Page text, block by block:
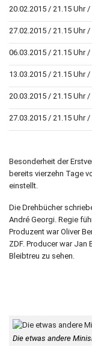
20.02.2015 / 21.15 Uhr
27.02.2015 / 21.15 Uhr
06.03.2015 / 21.15 Uhr
13.03.2015 / 21.15 Uhr
20.03.2015 / 21.15 Uhr
27.03.2015 / 21.15 Uhr
Besonderheit der
bereits vierzehn Tage
einstellt.
Die Drehbücher
André Georgi. Regie
Produzent war Oliver
ZDF. Producer war Jan
Bleibtreu zu sehen.
Die etwas andere